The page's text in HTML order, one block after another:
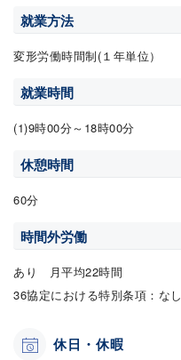
就業方法
変形労働時間制(１年単位）
就業時間
(1)9時00分～18時00分
休憩時間
60分
時間外労働
あり 月平均22時間
36協定における特別条項：なし
休日・休暇